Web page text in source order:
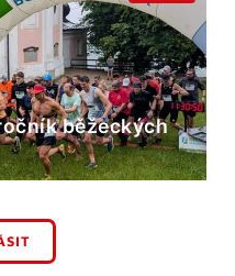
běžeckých